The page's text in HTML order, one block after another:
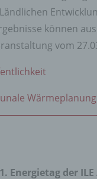
können
vom
Energietag der